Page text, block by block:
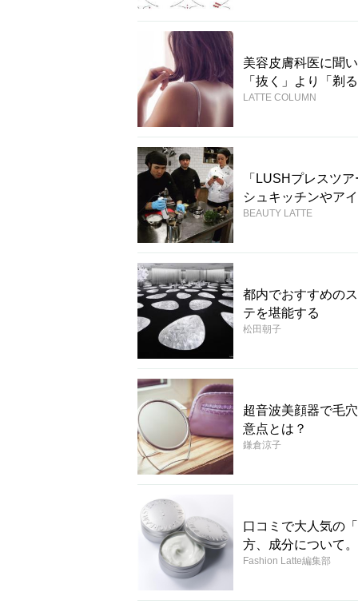
美容皮膚科医に聞
「抜く」より「剃
LATTE COLUMN
「LUSHプレスツ
シュキッチンやア
BEAUTY LATTE
都内でおすすめの
テを堪能する
松田朝子
超音波美顔器で毛
意点とは？
鎌倉涼子
口コミで大人気の
方、成分について。
Fashion Latte編集部